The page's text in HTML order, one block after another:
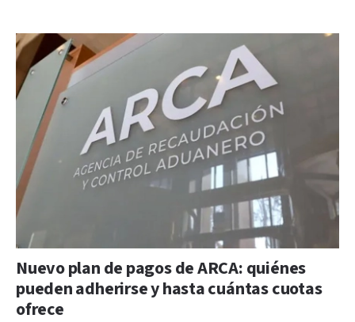
Nuevo plan de pagos de ARCA: quiénes
pueden adherirse y hasta cuántas cuotas
ofrece